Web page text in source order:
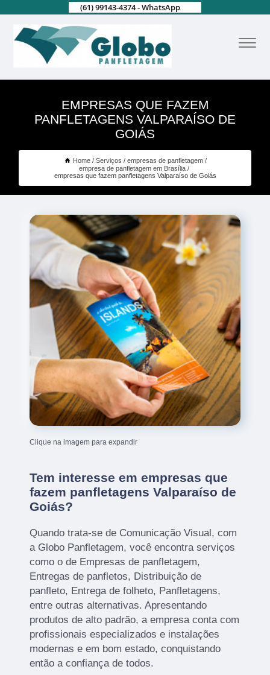
(61) 99143-4374 - WhatsApp
EMPRESAS QUE FAZEM
PANFLETAGENS VALPARAÍSO DE
GOIÁS
Home Serviços
empresas de panfletagem
empresa de panfletagem em Brasília
empresas que fazem panfletagens Valparaíso de Goiás
Clique na imagem para expandir
Tem interesse em empresas que
fazem panfletagens Valparaíso de
Goiás?
Quando trata-se de Comunicação Visual, com
a Globo Panfletagem, você encontra serviços
como o de Empresas de panfletagem,
Entregas de panfletos, Distribuição de
panfleto, Entrega de folheto, Panfletagens,
entre outras alternativas. Apresentando
produtos de alto padrão, a empresa conta com
profissionais especializados e instalações
modernas e em bom estado, conquistando
então a confiança de todos.